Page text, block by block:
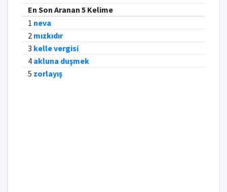
En Son Aranan 5 Kelime
1 neva
2 mızkıdır
3 kelle vergisi
4 akluna duşmek
5 zorlayış